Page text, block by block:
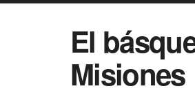
El
Misiones